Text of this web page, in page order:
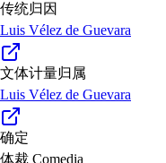
传统归因
Luis Vélez de Guevara
文体计量归属
Luis Vélez de Guevara
确定
体裁 Comedia